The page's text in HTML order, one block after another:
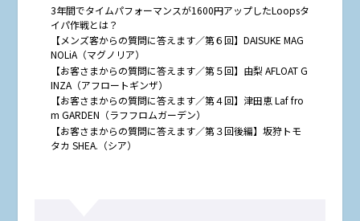
3年間でタイムパフォーマンスが1600円アップしたLoopsタ
イパ作戦とは？
【メンズ客からの質問に答えます／第６回】DAISUKE MAG
NOLiA（マグノリア）
【お客さまからの質問に答えます／第５回】由梨 AFLOAT G
INZA（アフロートギンザ）
【お客さまからの質問に答えます／第４回】津田恵 Laf fro
m GARDEN（ラフフロムガーデン）
【お客さまからの質問に答えます／第３回後編】坂狩トモ
タカ SHEA.（シア）